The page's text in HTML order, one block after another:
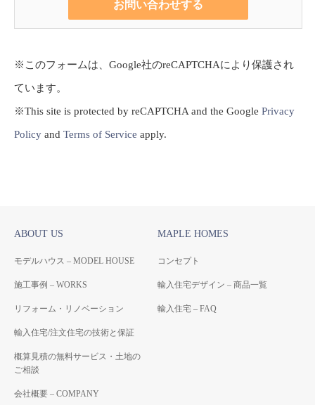
※このフォームは、Google社のreCAPTCHAにより保護され
ています。
※This site is protected by reCAPTCHA and the Google Privacy
Policy and Terms of Service apply.
ABOUT US
モデルハウス – MODEL HOUSE
施工事例 – WORKS
リフォーム・リノベーション
輸入住宅/注文住宅の技術と保証
概算見積の無料サービス・土地の
ご相談
会社概要 – COMPANY
MAPLE HOMES
コンセプト
輸入住宅デザイン – 商品一覧
輸入住宅 – FAQ